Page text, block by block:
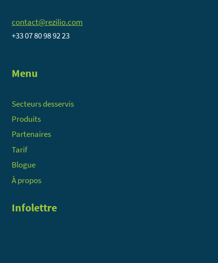
contact@rezilio.com
+33 07 80 98 92 23
Menu
Secteurs desservis
Produits
Partenaires
Tarif
Blogue
À propos
Infolettre